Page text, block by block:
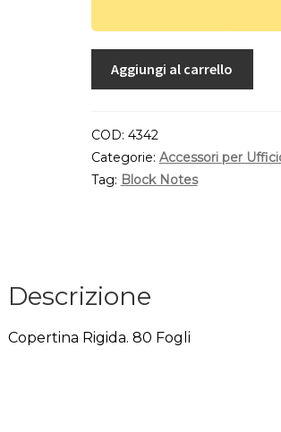
Aggiungi al carrello
COD: 4342
Categorie: Accessori per
Tag: Block Notes
Descrizione
Copertina Rigida. 80 Fogli